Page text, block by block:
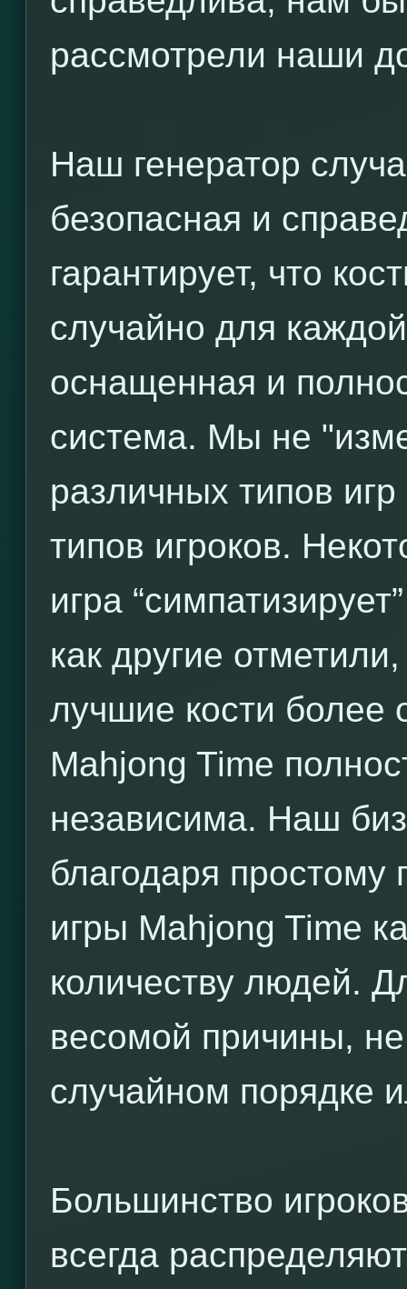
рассмотрели наши
Наш генератор
безопасная и
гарантирует, что
случайно для
оснащенная и
система. Мы не
различных типов
типов игроков.
игра
как другие
лучшие кости более
Mahjong Time
независима. Наш
благодаря
игры Mahjong Time
количеству людей.
весомой причины,
случайном порядке
Большинство
всегда